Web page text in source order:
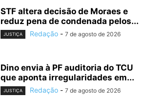
STF altera decisão de Moraes e
reduz pena de condenada pelos...
JUSTIÇA Redação - 7 de agosto de 2026
Dino envia à PF auditoria do TCU
que aponta irregularidades em...
JUSTIÇA Redação - 7 de agosto de 2026